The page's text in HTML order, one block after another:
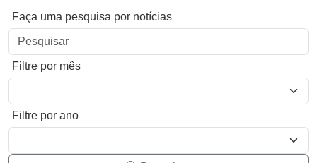
Faça uma pesquisa por notícias
Filtre por mês
Filtre por ano